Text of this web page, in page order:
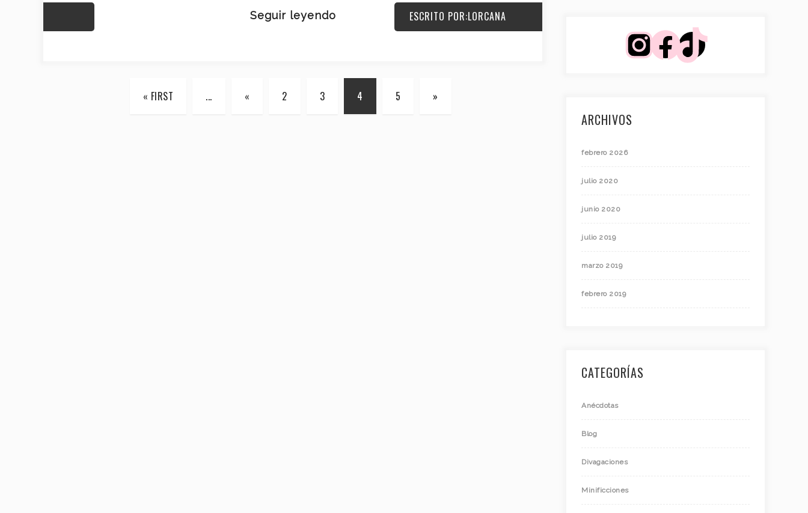
Seguir leyendo ESCRITO POR:LORCANA
« FIRST ... « 2 3 4 5 »
ARCHIVOS
febrero 2026
julio 2020
junio 2020
julio 2019
marzo 2019
febrero 2019
CATEGORÍAS
Anécdotas
Blog
Divagaciones
Minificciones